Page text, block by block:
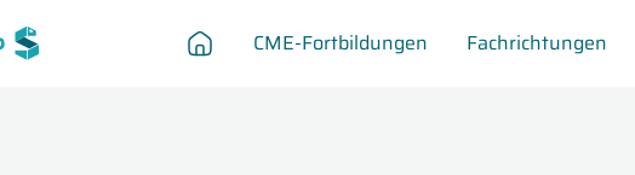
CME-Fortbildungen Fachrichtungen